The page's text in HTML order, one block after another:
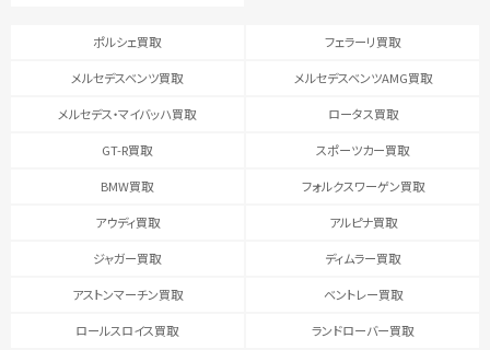
ポルシェ買取 フェラーリ買取
メルセデスベンツ買取 メルセデスベンツAMG買取
メルセデス・マイバッハ買取 ロータス買取
GT-R買取 スポーツカー買取
BMW買取 フォルクスワーゲン買取
アウディ買取 アルピナ買取
ジャガー買取 ディムラー買取
アストンマーチン買取 ベントレー買取
ロールスロイス買取 ランドローバー買取